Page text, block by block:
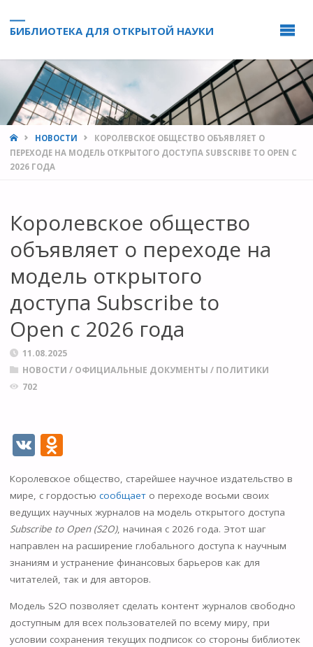
БИБЛИОТЕКА ДЛЯ ОТКРЫТОЙ НАУКИ
HOMEНОВОСТИ
КОРОЛЕВСКОЕ ОБЩЕСТВО ОБЪЯВЛЯЕТ О
ПЕРЕХОДЕ НА МОДЕЛЬ ОТКРЫТОГО ДОСТУПА SUBSCRIBE TO OPEN С
2026 ГОДА
Королевское общество
объявляет о переходе на
модель открытого
доступа Subscribe to
Open с 2026 года
11.08.2025
НОВОСТИ / ОФИЦИАЛЬНЫЕ ДОКУМЕНТЫ / ПОЛИТИКИ
702
V O
n
o
kl
as
s
ni
ki
Королевское общество, старейшее научное издательство в
мире, с гордостью сообщаето переходе восьми своих
ведущих научных журналов на модель открытого доступа
Subscribe to Open (S2O), начиная с 2026 года. Этот шаг
направлен на расширение глобального доступа к научным
знаниям и устранение финансовых барьеров как для
читателей, так и для авторов.
Модель S2O позволяет сделать контент журналов свободно
доступным для всех пользователей по всему миру, при
условии сохранения текущих подписок со стороны библиотек